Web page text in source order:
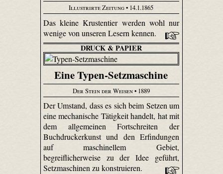
Illustrirte Zeitung• 14.1.1865
Das kleine Krustentier werden wohl nur
wenige von unseren Lesern kennen.
DRUCK & PAPIER
Eine Typen-Setzmaschine
Der Stein der Weisen• 1889
Der Umstand, dass es sich beim Setzen um
eine mechanische Tätigkeit handelt, hat mit
dem allgemeinen Fortschreiten der
Buchdruckerkunst und den Erfindungen
auf maschinellem Gebiet,
begreiflicherweise zu der Idee geführt,
Setzmaschinen zu konstruieren.